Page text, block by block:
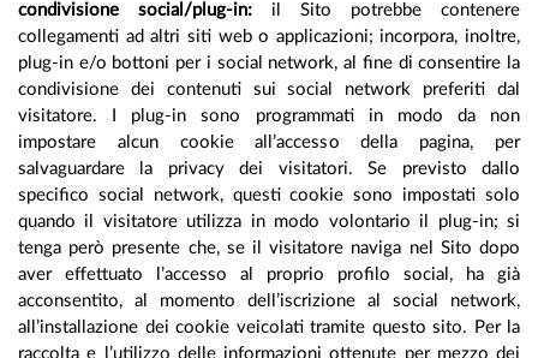
condivisione social/plug-in:
il Sito potrebbe
collegamenti ad altri siti web o applicazioni; incorpora,
plug-in e/o bottoni per i social network, al fine di
condivisione dei contenuti sui social network preferiti
visitatore. I plug-in sono programmati in modo da
impostare alcun cookie all’accesso della pagina,
salvaguardare la privacy dei visitatori. Se previsto
specifico social network, questi cookie sono impostati
quando il visitatore utilizza in modo volontario il plug-in;
tenga però presente che, se il visitatore naviga nel Sito
aver effettuato l’accesso al proprio profilo social, ha
acconsentito, al momento dell’iscrizione al social
all’installazione dei cookie veicolati tramite questo sito.
raccolta e l’utilizzo delle informazioni ottenute per mezzo